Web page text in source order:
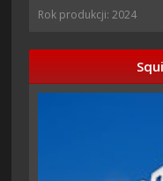
Rok produkcji: 2024